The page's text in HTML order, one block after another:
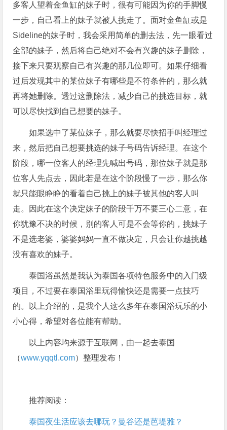
多客人望着金鱼缸的妹子时，很有可能因为你的手脚慢
一步，自己看上的妹子就被人挑走了。面对金鱼缸或是
Sideline的妹子时，我会采用简单的删去法，先一眼看过
全部的妹子，然后将自己绝对不会有兴趣的妹子删除，
接下来只要观察自己有兴趣的那几位即可。如果仔细看
过后发现其中的某位妹子有哪些是不符条件的，那么就
再将她删除。透过这删除法，减少自己的挑选目标，就
可以尽快找到自己想要的妹子。
如果选中了某位妹子，那么就要尽快招手叫经理过
来，然后把自己想要挑选的妹子号码告诉经理。在这个
阶段，哪一位客人的经理先喊出号码，那位妹子就是那
位客人先点去，因此若是在这个阶段慢了一步，那么你
就只能眼睁睁的看着自己挑上的妹子被其他的客人叫
走。因此在这个决定妹子的阶段千万不要三心二意，在
你犹豫不决的时候，别的客人可是不会等你的，挑妹子
不是选老婆，婆婆妈妈一直不做决定，只会让你越挑越
没有喜欢的妹子。
泰国浴虽然是我认为泰国各项特色服务中的入门级
项目，不过要在泰国浴里玩得愉快还是需要一点技巧
的。以上介绍的，是我个人这么多年在泰国浴玩乐的小
小心得，希望对各位能有帮助。
以上内容均来源于互联网，由一起去泰国
（www.yqqtl.com）整理发布！
推荐阅读：
泰国夜生活应该去哪玩？曼谷还是芭堤雅？